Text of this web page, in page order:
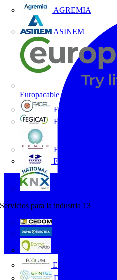
AGREMIA
ASINEM
Europacable
FACEL
Fegicat
FENIE
FENITEL
Servicios para la industria 13
Ecolum
Efintec